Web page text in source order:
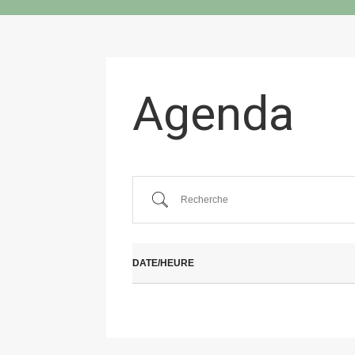
Agenda
Recherche
DATE/HEURE